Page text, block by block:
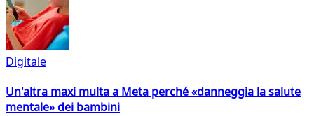
Digitale
Un'altra maxi multa a Meta perché «danneggia la salute
mentale» dei bambini